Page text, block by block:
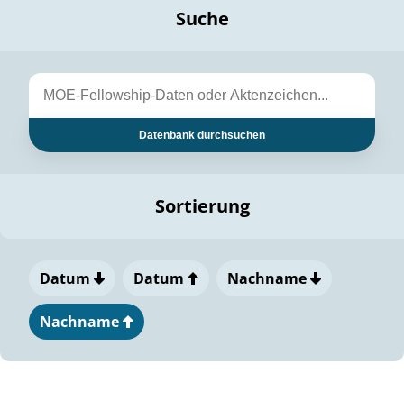
Suche
Datenbank durchsuchen
Sortierung
Datum Datum Nachname
Nachname